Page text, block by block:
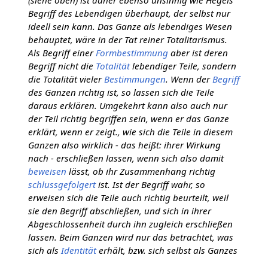
Begriff des Lebendigen überhaupt, der selbst nur
ideell sein kann. Das Ganze als lebendiges Wesen
behauptet, wäre in der Tat reiner Totalitarismus.
Als Begriff einer Formbestimmungaber ist deren
Begriff nicht die Totalitätlebendiger Teile, sondern
die Totalität vieler Bestimmungen. Wenn der Begriff
des Ganzen richtig ist, so lassen sich die Teile
daraus erklären. Umgekehrt kann also auch nur
der Teil richtig begriffen sein, wenn er das Ganze
erklärt, wenn er zeigt., wie sich die Teile in diesem
Ganzen also wirklich - das heißt: ihrer Wirkung
nach - erschließen lassen, wenn sich also damit
beweisen lässt, ob ihr Zusammenhang richtig
schlussgefolgertist. Ist der Begriff wahr, so
erweisen sich die Teile auch richtig beurteilt, weil
sie den Begriff abschließen, und sich in ihrer
Abgeschlossenheit durch ihn zugleich erschließen
lassen. Beim Ganzen wird nur das betrachtet, was
sich als Identitäterhält, bzw. sich selbst als Ganzes